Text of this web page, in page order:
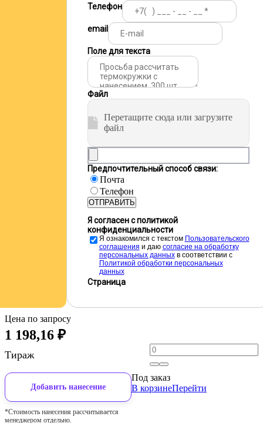
Телефон
email
Поле для текста
Файл
Перетащите сюда или загрузите
файл
Предпочтительный способ связи:
Почта
Телефон
ОТПРАВИТЬ
Я согласен с политикой
конфиденциальности
Я ознакомился с текстом Пользовательского
соглашения и даю cогласие на обработку
персональных данныхв соответствии с
Политикой обработки персональных
данных
Страница
Цена по запросу
1 198,16 ₽
Тираж
Добавить нанесение
*Стоимость нанесения рассчитывается
менеджером отдельно.
Под заказ
В корзинеПерейти